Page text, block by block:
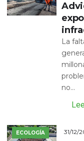
La
no...
ECOLOGÍA 31/12/